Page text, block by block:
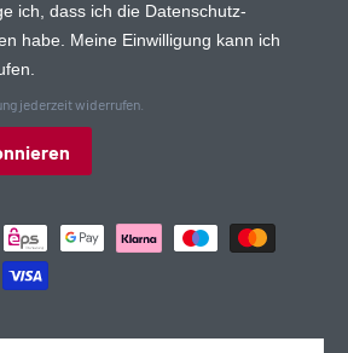
ich, dass ich die Daten­schutz­
habe. Meine Einwilligung kann ich
jederzeit widerrufen.